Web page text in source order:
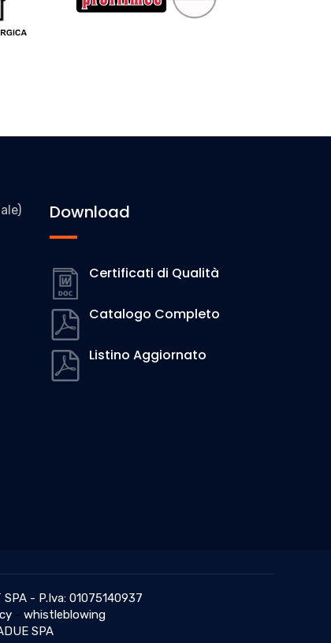
Download
Certificati di Qualità
Catalogo Completo
Listino Aggiornato
- P.Iva: 01075140937
- whistleblowing
SPA